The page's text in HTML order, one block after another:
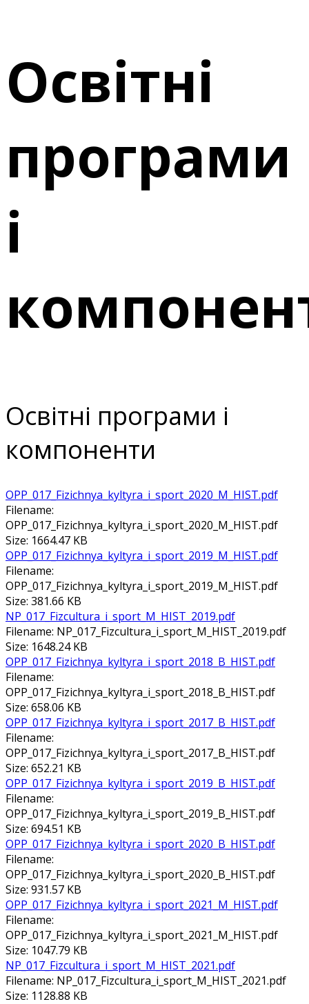
Освітні
програми
і
Освітні програми і
компоненти
ОРР_017_Fizichnya_kyltyra_i_sport_2020_M_HIST.pdf
Filename:
ОРР_017_Fizichnya_kyltyra_i_sport_2020_M_HIST.pdf
Size: 1664.47 KB
ОРР_017_Fizichnya_kyltyra_i_sport_2019_M_HIST.pdf
Filename:
ОРР_017_Fizichnya_kyltyra_i_sport_2019_M_HIST.pdf
Size: 381.66 KB
NP_017_Fizcultura_i_sport_M_HIST_2019.pdf
Filename: NP_017_Fizcultura_i_sport_M_HIST_2019.pdf
Size: 1648.24 KB
OРР_017_Fizichnya_kyltyra_i_sport_2018_В_HIST.pdf
Filename:
OРР_017_Fizichnya_kyltyra_i_sport_2018_В_HIST.pdf
Size: 658.06 KB
OРР_017_Fizichnya_kyltyra_i_sport_2017_В_HIST.pdf
Filename:
OРР_017_Fizichnya_kyltyra_i_sport_2017_В_HIST.pdf
Size: 652.21 KB
OРР_017_Fizichnya_kyltyra_i_sport_2019_В_HIST.pdf
Filename:
OРР_017_Fizichnya_kyltyra_i_sport_2019_В_HIST.pdf
Size: 694.51 KB
ОРР_017_Fizichnya_kyltyra_i_sport_2020_В_HIST.pdf
Filename:
ОРР_017_Fizichnya_kyltyra_i_sport_2020_В_HIST.pdf
Size: 931.57 KB
ОРР_017_Fizichnya_kyltyra_i_sport_2021_M_HIST.pdf
Filename:
ОРР_017_Fizichnya_kyltyra_i_sport_2021_M_HIST.pdf
Size: 1047.79 KB
NP_017_Fizcultura_i_sport_M_HIST_2021.pdf
Filename: NP_017_Fizcultura_i_sport_M_HIST_2021.pdf
Size: 1128.88 KB